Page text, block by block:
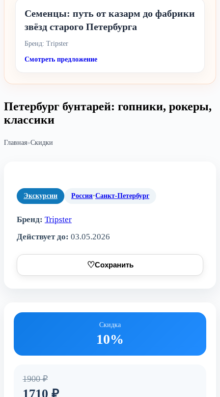
Семенцы: путь от казарм до фабрики
звёзд старого Петербурга
Бренд: Tripster
Смотреть предложение
Петербург бунтарей: гопники, рокеры,
классики
Главная»Скидки
Экскурсии Россия·Санкт-Петербург
Бренд: Tripster
Действует до: 03.05.2026
♡Сохранить
Скидка
10%
1900 ₽
1710 ₽